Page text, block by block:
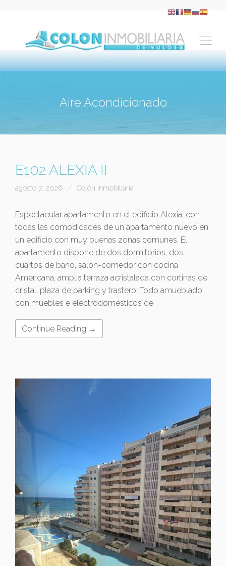
Aire Acondicionado
E102 ALEXIA II
agosto 7, 2026 Colón Inmobiliaria
Espectacular apartamento en el edificio Alexia, con
todas las comodidades de un apartamento nuevo en
un edificio con muy buenas zonas comunes. El
apartamento dispone de dos dormitorios, dos
cuartos de baño, salón-comedor con cocina
Americana, amplia terraza acristalada con cortinas de
cristal, plaza de parking y trastero. Todo amueblado
con muebles e electrodomésticos de
Continue Reading →